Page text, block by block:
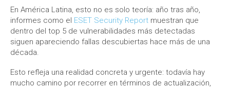
En América Latina, esto no es solo teoría: año tras año,
informes como el ESET Security Report muestran que
dentro del top 5 de vulnerabilidades más detectadas
siguen apareciendo fallas descubiertas hace más de una
década.
Esto refleja una realidad concreta y urgente: todavía hay
mucho camino por recorrer en términos de actualización,